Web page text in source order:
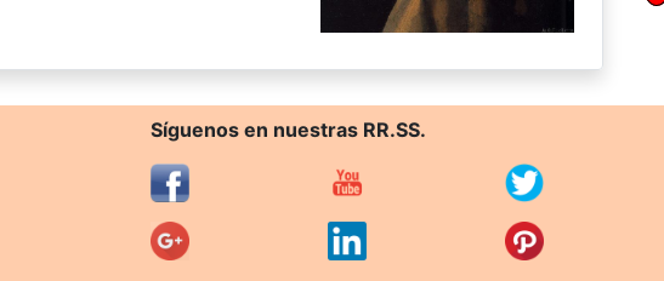
Síguenos en nuestras RR.SS.